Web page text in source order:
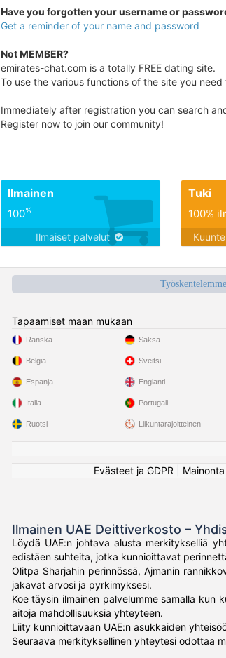
Have you forgotten your username or
Get a reminder of your name and password
Not MEMBER?
emirates-chat.com is a totally FREE dating site.
To use the various functions of the site you
Immediately after registration you can search
Register now to join our community!
Ilmainen
100%
Ilmaiset palvelut
Tuki
100%
Tapaamiset maan mukaan
Ranska
Belgia
Espanja
Italia
Ruotsi
Saksa
Sveitsi
Englanti
Portugali
Liikuntarajoitteinen
Evästeet ja GDPR
Mainonta
Ilmainen UAE Deittiverkosto –
Löydä UAE:n johtava alusta merkitykselliä
edistäen suhteita, jotka kunnioittavat
Olitpa Sharjahin perinnössä, Ajmanin
jakavat arvosi ja pyrkimyksesi.
Koe täysin ilmainen palvelumme samalla kun
aitoja mahdollisuuksia yhteyteen.
Liity kunnioittavaan UAE:n asukkaiden
Seuraava merkityksellinen yhteytesi odottaa